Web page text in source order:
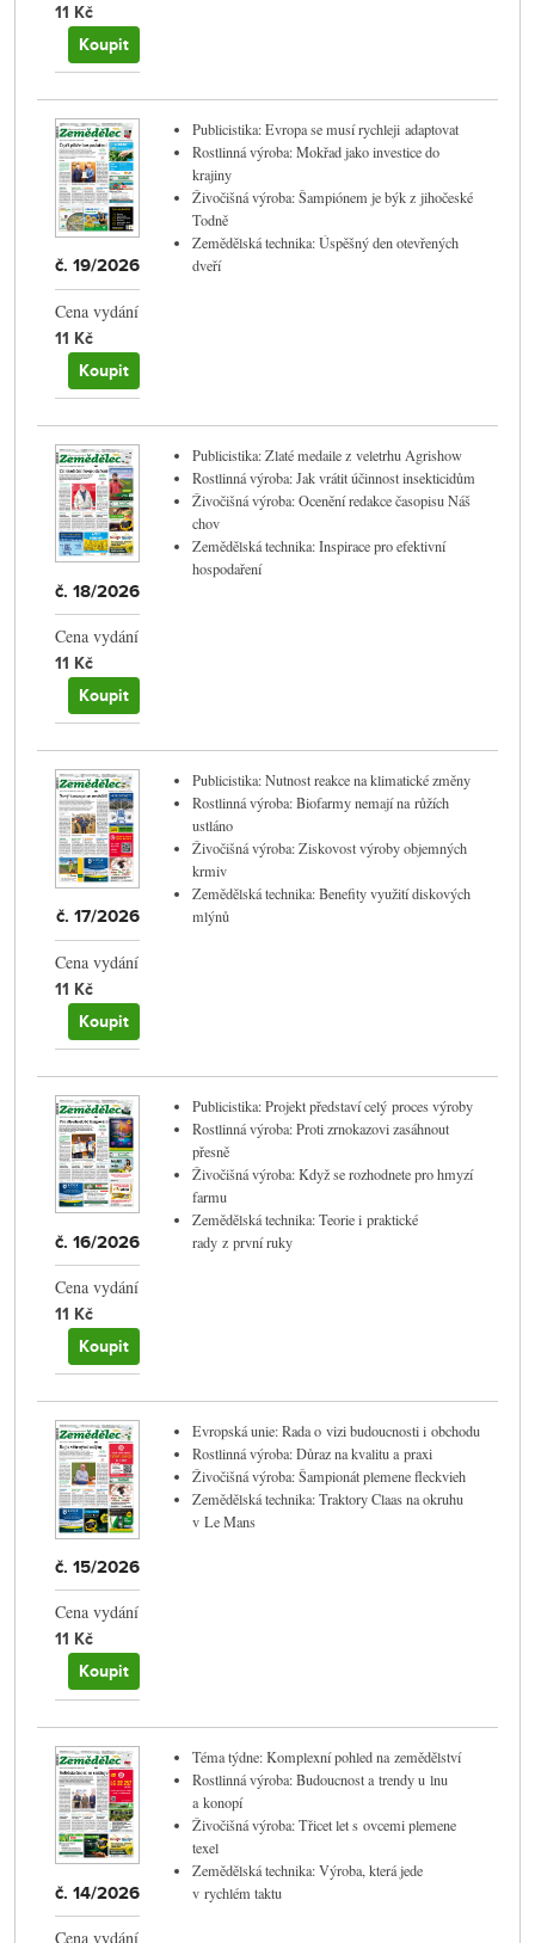
11 Kč
Koupit
č. 19/2026
Cena vydání
11 Kč
Koupit
Publicistika: Evropa se musí rychleji adaptovat
Rostlinná výroba: Mokřad jako investice do
krajiny
Živočišná výroba: Šampiónem je býk z jihočeské
Todně
Zemědělská technika: Úspěšný den otevřených
dveří
č. 18/2026
Cena vydání
11 Kč
Koupit
Publicistika: Zlaté medaile z veletrhu Agrishow
Rostlinná výroba: Jak vrátit účinnost insekticidům
Živočišná výroba: Ocenění redakce časopisu Náš
chov
Zemědělská technika: Inspirace pro efektivní
hospodaření
č. 17/2026
Cena vydání
11 Kč
Koupit
Publicistika: Nutnost reakce na klimatické změny
Rostlinná výroba: Biofarmy nemají na růžích
ustláno
Živočišná výroba: Ziskovost výroby objemných
krmiv
Zemědělská technika: Benefity využití diskových
mlýnů
č. 16/2026
Cena vydání
11 Kč
Koupit
Publicistika: Projekt představí celý proces výroby
Rostlinná výroba: Proti zrnokazovi zasáhnout
přesně
Živočišná výroba: Když se rozhodnete pro hmyzí
farmu
Zemědělská technika: Teorie i praktické
rady z první ruky
č. 15/2026
Cena vydání
11 Kč
Koupit
Evropská unie: Rada o vizi budoucnosti i obchodu
Rostlinná výroba: Důraz na kvalitu a praxi
Živočišná výroba: Šampionát plemene fleckvieh
Zemědělská technika: Traktory Claas na okruhu
v Le Mans
č. 14/2026
Cena vydání
Téma týdne: Komplexní pohled na zemědělství
Rostlinná výroba: Budoucnost a trendy u lnu
a konopí
Živočišná výroba: Třicet let s ovcemi plemene
texel
Zemědělská technika: Výroba, která jede
v rychlém taktu